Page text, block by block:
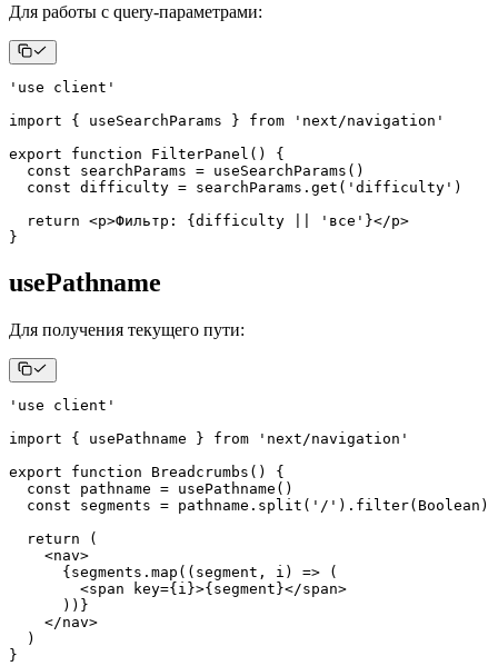
Для работы с query-параметрами:
'use client'
import
{ useSearchParams } from
'next/navigation'
export
function FilterPanel ( )
{
const searchParams = useSearchParams ( )
const difficulty = searchParams . get ( 'difficulty' )
return <p>Фильтр: { difficulty 'все' }</p>
}
usePathname
Для получения текущего пути:
'use client'
import
{ usePathname } from
'next/navigation'
export
function Breadcrumbs ( )
{
const pathname = usePathname ( )
const segments = pathname . split ( '/' ) . filter( Boolean )
return
(
<nav>
{ segments . map ( ( segment , i ) =>
(
<span key={ i }>{ segment }</span>
) ) }
</nav>
)
}